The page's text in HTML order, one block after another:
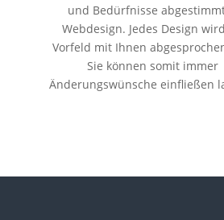
und Bedürfnisse
Webdesign. Jedes Design
Vorfeld mit Ihnen
Sie können somit immer
Änderungswünsche einfließen